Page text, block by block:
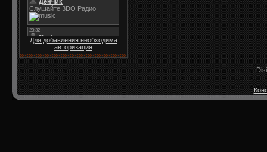
Для добавления необходима
авторизация